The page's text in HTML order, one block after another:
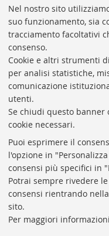
Nel nostro sito
suo funzionamento, sia
tracciamento facoltativi
consenso.
Cookie e altri strumenti
per analisi statistiche,
comunicazione
utenti.
Se chiudi questo banner
cookie necessari.
Puoi esprimere il
l'opzione in
consensi più specifici in
Potrai sempre rivedere
consensi rientrando
sito.
Per maggiori informazioni